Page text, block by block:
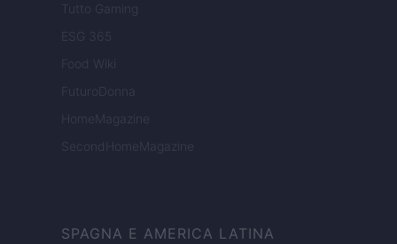
Tutto Gaming
ESG 365
Food Wiki
FuturoDonna
HomeMagazine
SecondHomeMagazine
SPAGNA E AMERICA LATINA